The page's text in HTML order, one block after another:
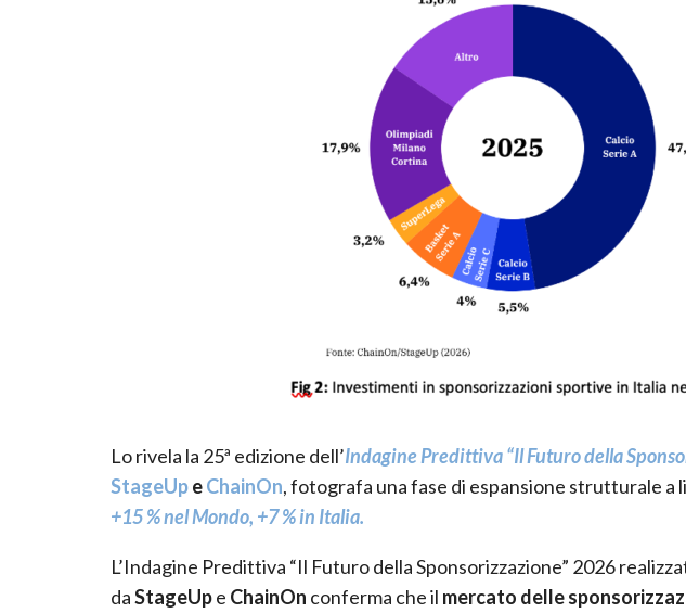
Lo rivela la 25ª edizione dell’Indagine Predittiva “Il Futuro della
StageUpeChainOn, fotografa una fase di espansione strutturale a
+15 % nel Mondo, +7 % in Italia.
L’Indagine Predittiva “Il Futuro della Sponsorizzazione” 2026
daStageUpe ChainOn conferma che il mercato delle